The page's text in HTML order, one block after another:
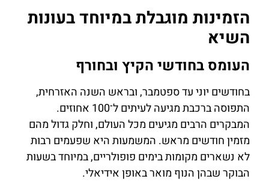
הזמינות מוגבלת במיוחד בעונות
השיא
העומס בחודשי הקיץ ובחורף
בחודשים יוני עד ספטמבר, ובראש השנה האזרחית,
התפוסה ברכבת מגיעה לעיתים ל־100 אחוזים.
המבקרים הרבים מגיעים מכל העולם, וחלק גדול מהם
מזמין חודשים מראש. המשמעות היא שפעמים רבות
לא נשארים מקומות בימים פופולריים, במיוחד בשעות
הבוקר שבהן הנוף מואר באופן אידיאלי.